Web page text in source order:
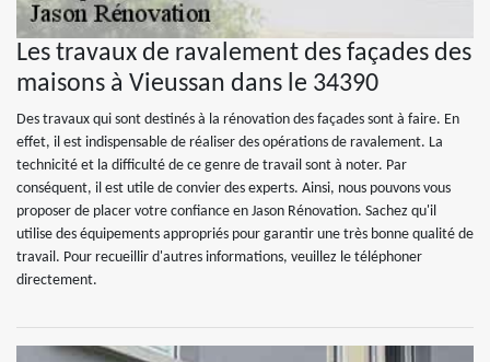
Les travaux de ravalement des façades des
maisons à Vieussan dans le 34390
Des travaux qui sont destinés à la rénovation des façades sont à faire. En
effet, il est indispensable de réaliser des opérations de ravalement. La
technicité et la difficulté de ce genre de travail sont à noter. Par
conséquent, il est utile de convier des experts. Ainsi, nous pouvons vous
proposer de placer votre confiance en Jason Rénovation. Sachez qu'il
utilise des équipements appropriés pour garantir une très bonne qualité de
travail. Pour recueillir d'autres informations, veuillez le téléphoner
directement.